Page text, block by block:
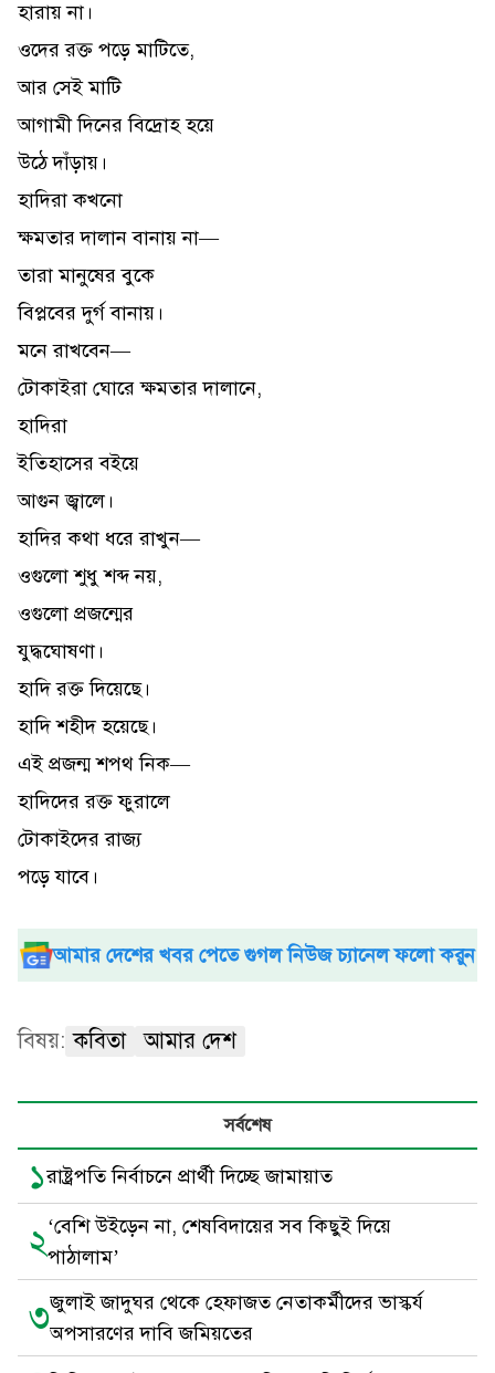
হারায় না।
ওদের রক্ত পড়ে মাটিতে,
আর সেই মাটি
আগামী দিনের বিদ্রোহ হয়ে
উঠে দাঁড়ায়।
হাদিরা কখনো
ক্ষমতার দালান বানায় না—
তারা মানুষের বুকে
বিপ্লবের দুর্গ বানায়।
মনে রাখবেন—
টোকাইরা ঘোরে ক্ষমতার দালানে,
হাদিরা
ইতিহাসের বইয়ে
আগুন জ্বালে।
হাদির কথা ধরে রাখুন—
ওগুলো শুধু শব্দ নয়,
ওগুলো প্রজন্মের
যুদ্ধঘোষণা।
হাদি রক্ত দিয়েছে।
হাদি শহীদ হয়েছে।
এই প্রজন্ম শপথ নিক—
হাদিদের রক্ত ফুরালে
টোকাইদের রাজ্য
পড়ে যাবে।
আমার দেশের খবর পেতে গুগল নিউজ চ্যানেল ফলো করুন
বিষয়: কবিতা আমার দেশ
সর্বশেষ
১রাষ্ট্রপতি নির্বাচনে প্রার্থী দিচ্ছে জামায়াত
২‘বেশি উইড়েন না, শেষবিদায়ের সব কিছুই দিয়ে
পাঠালাম’
৩জুলাই জাদুঘর থেকে হেফাজত নেতাকর্মীদের ভাস্কর্য
অপসারণের দাবি জমিয়তের